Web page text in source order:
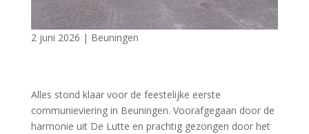
2 juni 2026 | Beuningen
Alles stond klaar voor de feestelijke eerste
communieviering in Beuningen. Voorafgegaan door de
harmonie uit De Lutte en prachtig gezongen door het